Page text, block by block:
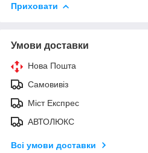
Приховати
Умови доставки
Нова Пошта
Самовивіз
Міст Експрес
АВТОЛЮКС
Всі умови доставки